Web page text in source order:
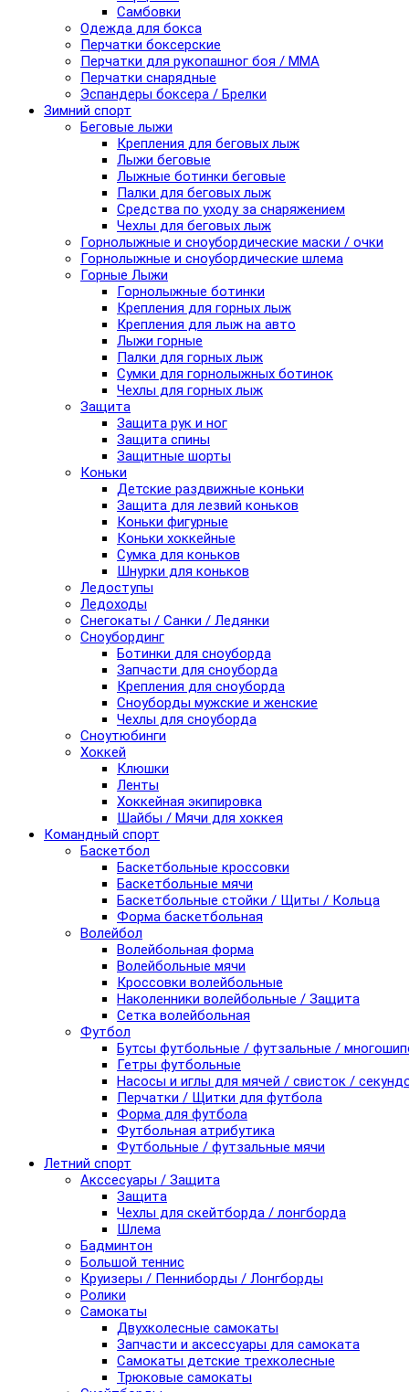
Самбовки
Одежда для бокса
Перчатки боксерские
Перчатки для рукопашног боя / ММА
Перчатки снарядные
Эспандеры боксера / Брелки
Зимний спорт
Беговые лыжи
Крепления для беговых лыж
Лыжи беговые
Лыжные ботинки беговые
Палки для беговых лыж
Средства по уходу за снаряжением
Чехлы для беговых лыж
Горнолыжные и сноубордические маски / очки
Горнолыжные и сноубордические шлема
Горные Лыжи
Горнолыжные ботинки
Крепления для горных лыж
Крепления для лыж на авто
Лыжи горные
Палки для горных лыж
Сумки для горнолыжных ботинок
Чехлы для горных лыж
Защита
Защита рук и ног
Защита спины
Защитные шорты
Коньки
Детские раздвижные коньки
Защита для лезвий коньков
Коньки фигурные
Коньки хоккейные
Сумка для коньков
Шнурки для коньков
Ледоступы
Ледоходы
Снегокаты / Санки / Ледянки
Сноубординг
Ботинки для сноуборда
Запчасти для сноуборда
Крепления для сноуборда
Сноуборды мужские и женские
Чехлы для сноуборда
Сноутюбинги
Хоккей
Клюшки
Ленты
Хоккейная экипировка
Шайбы / Мячи для хоккея
Командный спорт
Баскетбол
Баскетбольные кроссовки
Баскетбольные мячи
Баскетбольные стойки / Щиты / Кольца
Форма баскетбольная
Волейбол
Волейбольная форма
Волейбольные мячи
Кроссовки волейбольные
Наколенники волейбольные / Защита
Сетка волейбольная
Футбол
Бутсы футбольные / футзальные /
Гетры футбольные
Насосы и иглы для мячей / свисток /
Перчатки / Щитки для футбола
Форма для футбола
Футбольная атрибутика
Футбольные / футзальные мячи
Летний спорт
Акссесуары / Защита
Защита
Чехлы для скейтборда / лонгборда
Шлема
Бадминтон
Большой теннис
Круизеры / Пенниборды / Лонгборды
Ролики
Самокаты
Двухколесные самокаты
Запчасти и аксессуары для самоката
Самокаты детские трехколесные
Трюковые самокаты